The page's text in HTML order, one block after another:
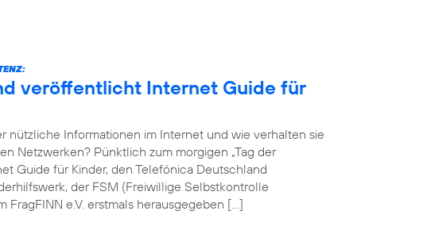
veröffentlicht Internet Guide für
nützliche Informationen im Internet und wie verhalten sie
Netzwerken? Pünktlich zum morgigen „Tag der
Guide für Kinder, den Telefónica Deutschland
der FSM (Freiwillige Selbstkontrolle
FragFINN e.V. erstmals herausgegeben […]